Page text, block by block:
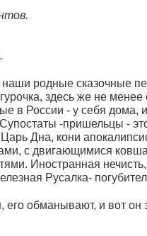
родные сказочные
здесь же не
в России - у себя дома,
-пришельцы -
Дна, кони
с двигающимися
Иностранная
Русалка-
обманывают, и вот он